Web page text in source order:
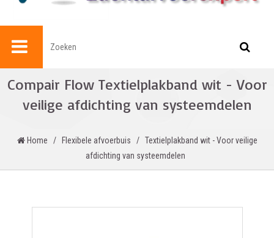
Compair Flow Textielplakband wit - Voor
veilige afdichting van systeemdelen
Home / Flexibele afvoerbuis / Textielplakband wit - Voor veilige
afdichting van systeemdelen